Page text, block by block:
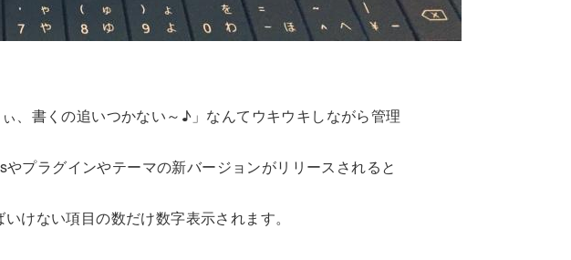
、書くの追いつかない～♪」なんてウキウキしながら管理
プラグインやテーマの新バージョンがリリースされると
けない項目の数だけ数字表示されます。